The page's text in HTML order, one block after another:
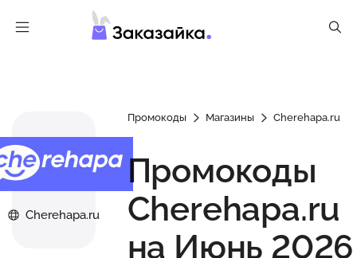
Cherehapa.ru
Промокоды Магазины Cherehapa.ru
Промокоды
Cherehapa.ru
на Июнь 2026